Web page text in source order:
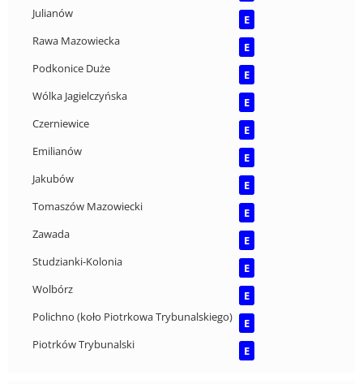
Julianów
E
Rawa Mazowiecka
E
Podkonice Duże
E
Wólka Jagielczyńska
E
Czerniewice
E
Emilianów
E
Jakubów
E
Tomaszów Mazowiecki
E
Zawada
E
Studzianki-Kolonia
E
Wolbórz
E
Polichno (koło Piotrkowa Trybunalskiego)
E
Piotrków Trybunalski
E